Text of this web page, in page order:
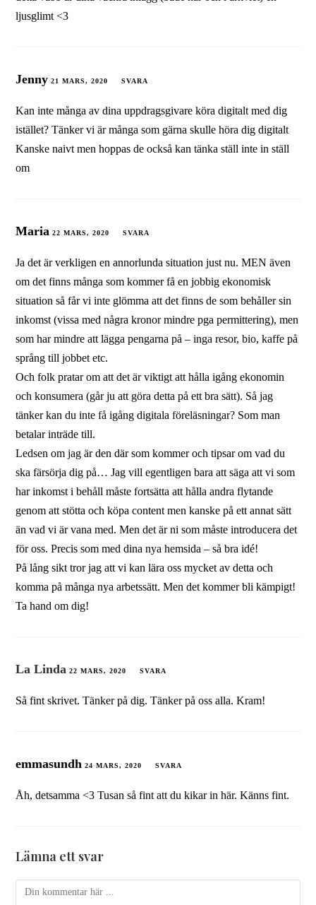
ljusglimt <3
Jenny 21 MARS, 2020 SVARA
Kan inte många av dina uppdragsgivare köra digitalt med dig
istället? Tänker vi är många som gärna skulle höra dig digitalt
Kanske naivt men hoppas de också kan tänka ställ inte in ställ
om
Maria 22 MARS, 2020 SVARA
Ja det är verkligen en annorlunda situation just nu. MEN även
om det finns många som kommer få en jobbig ekonomisk
situation så får vi inte glömma att det finns de som behåller sin
inkomst (vissa med några kronor mindre pga permittering), men
som har mindre att lägga pengarna på – inga resor, bio, kaffe på
språng till jobbet etc.
Och folk pratar om att det är viktigt att hålla igång ekonomin
och konsumera (går ju att göra detta på ett bra sätt). Så jag
tänker kan du inte få igång digitala föreläsningar? Som man
betalar inträde till.
Ledsen om jag är den där som kommer och tipsar om vad du
ska färsörja dig på… Jag vill egentligen bara att säga att vi som
har inkomst i behåll måste fortsätta att hålla andra flytande
genom att stötta och köpa content men kanske på ett annat sätt
än vad vi är vana med. Men det är ni som måste introducera det
för oss. Precis som med dina nya hemsida – så bra idé!
På lång sikt tror jag att vi kan lära oss mycket av detta och
komma på många nya arbetssätt. Men det kommer bli kämpigt!
Ta hand om dig!
La Linda 22 MARS, 2020 SVARA
Så fint skrivet. Tänker på dig. Tänker på oss alla. Kram!
emmasundh 24 MARS, 2020 SVARA
Åh, detsamma <3 Tusan så fint att du kikar in här. Känns fint.
Lämna ett svar